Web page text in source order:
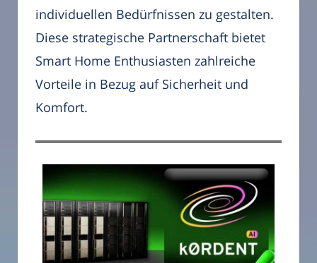
individuellen Bedürfnissen zu gestalten.
Diese strategische Partnerschaft bietet
Smart Home Enthusiasten zahlreiche
Vorteile in Bezug auf Sicherheit und
Komfort.